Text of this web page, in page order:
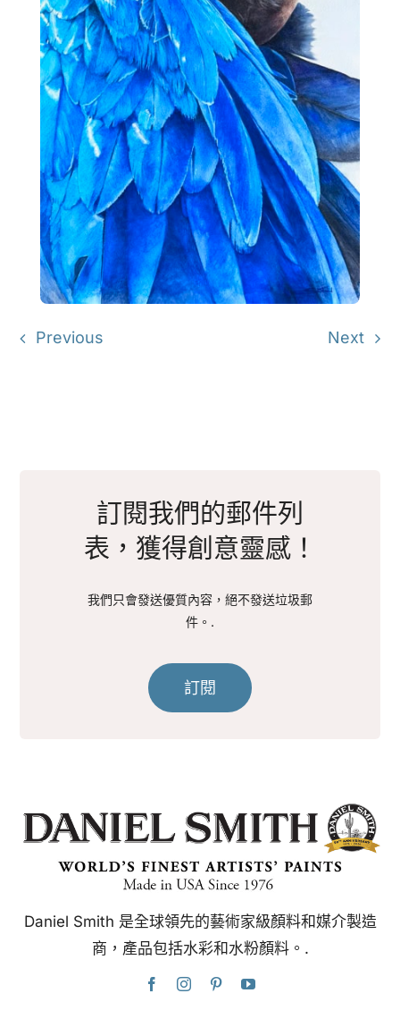
Previous Next
訂閱我們的郵件列
表，獲得創意靈感！
我們只會發送優質內容，絕不發送垃圾郵
件。.
訂閱
Daniel Smith 是全球領先的藝術家級顏料和媒介製造
商，產品包括水彩和水粉顏料。.